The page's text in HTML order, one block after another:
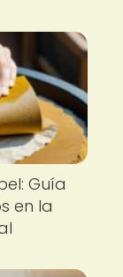
Guía
en la